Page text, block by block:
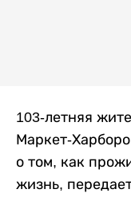
103-летняя
Маркет-
о том, как
жизнь,